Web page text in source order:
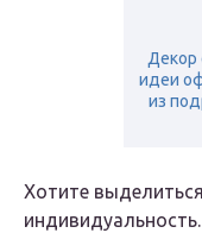
Декор
идеи
из
Хотите